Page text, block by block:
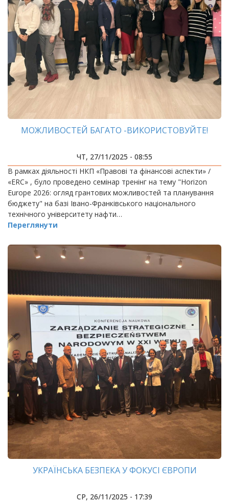
МОЖЛИВОСТЕЙ БАГАТО -ВИКОРИСТОВУЙТЕ!
ЧТ, 27/11/2025 - 08:55
В рамках діяльності НКП «Правові та фінансові аспекти» /
«ERC» , було проведено семінар тренінг на тему "Horizon
Europe 2026: огляд грантових можливостей та планування
бюджету" на базі Івано-Франківського національного
технічного університету нафти…
Переглянути
УКРАЇНСЬКА БЕЗПЕКА У ФОКУСІ ЄВРОПИ
СР, 26/11/2025 - 17:39